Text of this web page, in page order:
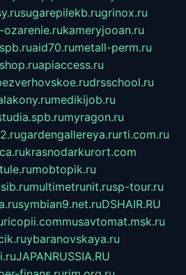
sugarepilekb.rugrinox.ru
ozarenie.rukameryjooan.ru
aid70.rumetall-perm.ru
apiaccess.ru
drsschool.ru
medikijob.ru
myragon.ru
gardengallereya.rurti.com.ru
krasnodarkurort.com
mobtopik.ru
multimetrunit.rusp-tour.ru
symbian9.net.ruDSHAIR.RU
musavtomat.msk.ru
ybaranovskaya.ru
JAPANRUSSIA.RU